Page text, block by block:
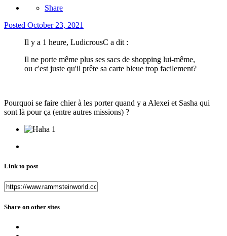
Share
Posted October 23, 2021
Il y a 1 heure, LudicrousC a dit :
Il ne porte même plus ses sacs de shopping lui-même,
ou c'est juste qu'il prête sa carte bleue trop facilement?
Pourquoi se faire chier à les porter quand y a Alexei et Sasha qui
sont là pour ça (entre autres missions) ?
1
Link to post
Share on other sites